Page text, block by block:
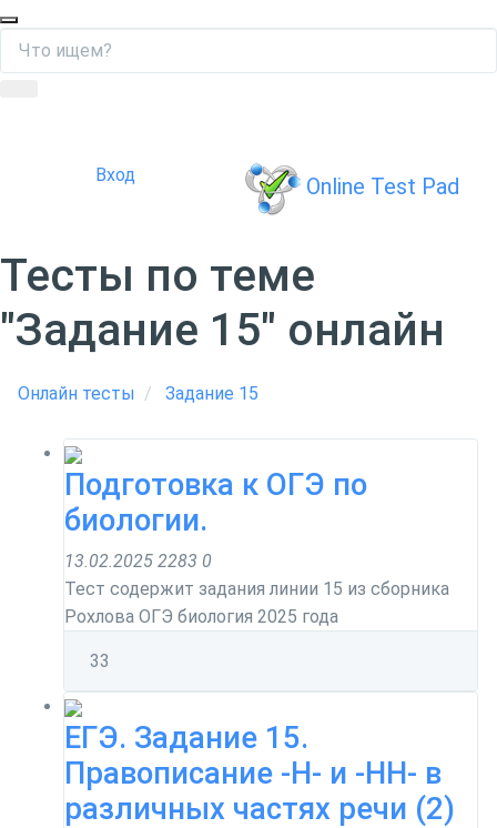
Вход Online Test Pad
Тесты по теме
"Задание 15" онлайн
Онлайн тесты Задание 15
Подготовка к ОГЭ по
биологии.
13.02.2025 2283 0
Тест содержит задания линии 15 из сборника
Рохлова ОГЭ биология 2025 года
33
ЕГЭ. Задание 15.
Правописание -Н- и -НН- в
различных частях речи (2)